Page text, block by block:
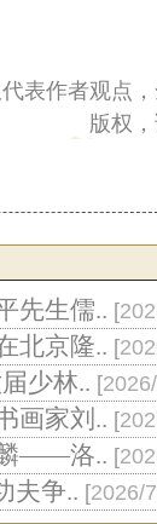
表作者观点
版权，
先生儒.. [
北京隆.. [
少林.. [
画家刘.. [
——洛.. [
夫争.. [2026/